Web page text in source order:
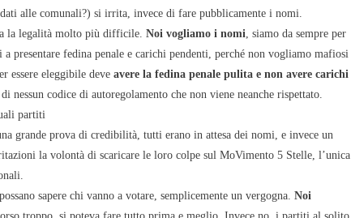
alle comunali?) si irrita, invece di fare pubblicamente i nomi.
la legalità molto più difficile. Noi vogliamo i nomi , siamo da sempre per
presentare fedina penale e carichi pendenti, perché non vogliamo mafiosi
essere eleggibile deve avere la fedina penale pulita e non avere carichi
nessun codice di autoregolamento che non viene neanche rispettato.
partiti
grande prova di credibilità, tutti erano in attesa dei nomi, e invece un
la volontà di scaricare le loro colpe sul MoVimento 5 Stelle, l’unica
sapere chi vanno a votare, semplicemente un vergogna. Noi